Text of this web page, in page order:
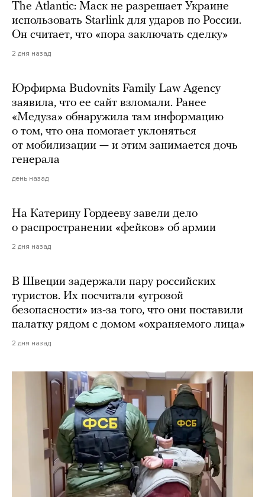
The Atlantic: Маск не разрешает Украине
использовать Starlink для ударов по России.
Он считает, что «пора заключать сделку»
2 дня назад
Юрфирма Budovnits Family Law Agency
заявила, что ее сайт взломали. Ранее
«Медуза» обнаружила там информацию
о том, что она помогает уклоняться
от мобилизации — и этим занимается дочь
генерала
день назад
На Катерину Гордееву завели дело
о распространении «фейков» об армии
2 дня назад
В Швеции задержали пару российских
туристов. Их посчитали «угрозой
безопасности» из-за того, что они поставили
палатку рядом с домом «охраняемого лица»
2 дня назад